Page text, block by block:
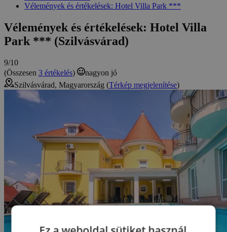
Vélemények és értékelések: Hotel Villa Park ***
Vélemények és értékelések: Hotel Villa
Park *** (Szilvásvárad)
9/10
(Összesen 3 értékelés)
nagyon jó
Szilvásvárad, Magyarország (Térkép megjelenítése)